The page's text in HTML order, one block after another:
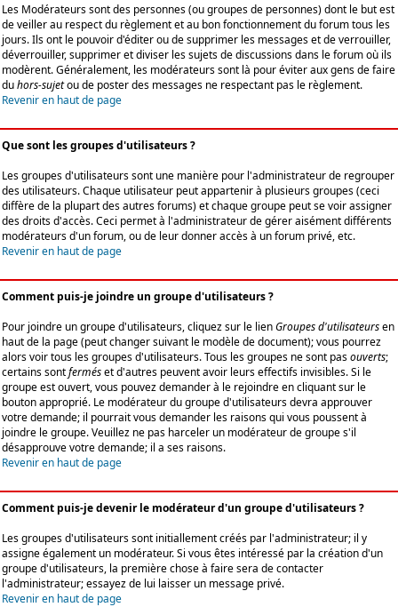
Les Modérateurs sont des personnes (ou groupes de personnes) dont le but est
de veiller au respect du règlement et au bon fonctionnement du forum tous les
jours. Ils ont le pouvoir d'éditer ou de supprimer les messages et de verrouiller,
déverrouiller, supprimer et diviser les sujets de discussions dans le forum où ils
modèrent. Généralement, les modérateurs sont là pour éviter aux gens de faire
duhors-sujetou de poster des messages ne respectant pas le règlement.
Revenir en haut de page
Que sont les groupes d'utilisateurs ?
Les groupes d'utilisateurs sont une manière pour l'administrateur de regrouper
des utilisateurs. Chaque utilisateur peut appartenir à plusieurs groupes (ceci
diffère de la plupart des autres forums) et chaque groupe peut se voir assigner
des droits d'accès. Ceci permet à l'administrateur de gérer aisément différents
modérateurs d'un forum, ou de leur donner accès à un forum privé, etc.
Revenir en haut de page
Comment puis-je joindre un groupe d'utilisateurs ?
Pour joindre un groupe d'utilisateurs, cliquez sur le lienGroupes d'utilisateursen
haut de la page (peut changer suivant le modèle de document); vous pourrez
alors voir tous les groupes d'utilisateurs. Tous les groupes ne sont pasouverts;
certains sontferméset d'autres peuvent avoir leurs effectifs invisibles. Si le
groupe est ouvert, vous pouvez demander à le rejoindre en cliquant sur le
bouton approprié. Le modérateur du groupe d'utilisateurs devra approuver
votre demande; il pourrait vous demander les raisons qui vous poussent à
joindre le groupe. Veuillez ne pas harceler un modérateur de groupe s'il
désapprouve votre demande; il a ses raisons.
Revenir en haut de page
Comment puis-je devenir le modérateur d'un groupe d'utilisateurs ?
Les groupes d'utilisateurs sont initiallement créés par l'administrateur; il y
assigne également un modérateur. Si vous êtes intéressé par la création d'un
groupe d'utilisateurs, la première chose à faire sera de contacter
l'administrateur; essayez de lui laisser un message privé.
Revenir en haut de page